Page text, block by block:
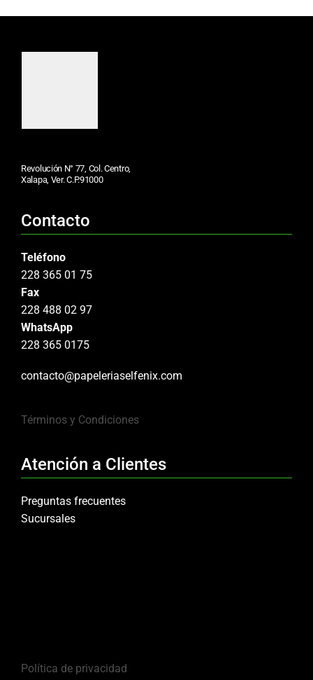
Revolución N° 77, Col. Centro,
Xalapa, Ver. C.P.91000
Contacto
Teléfono
228 365 01 75
Fax
228 488 02 97
WhatsApp
228 365 0175
contacto@papeleriaselfenix.com
Términos y Condiciones
Atención a Clientes
Preguntas frecuentes
Sucursales
Política de privacidad